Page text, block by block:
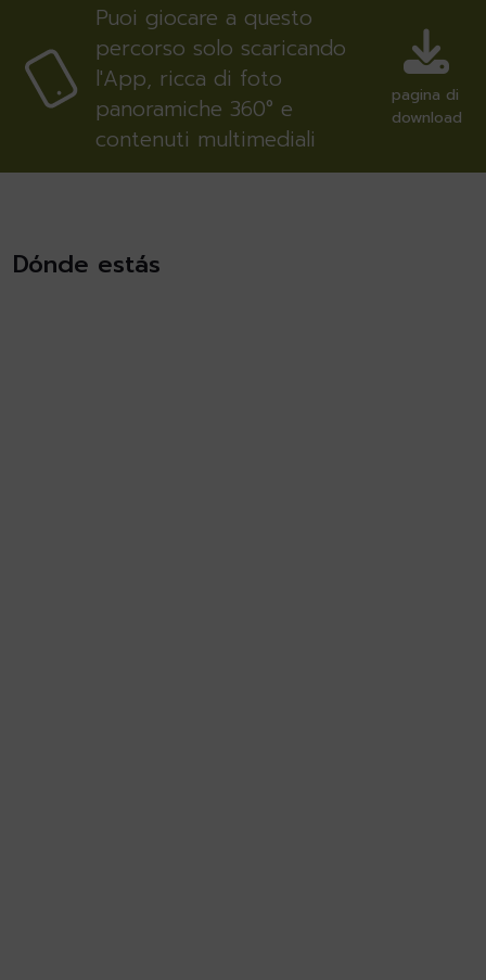
Puoi giocare a questo
percorso solo scaricando
l'App, ricca di foto
panoramiche 360° e
contenuti multimediali
pagina di
download
Dónde estás